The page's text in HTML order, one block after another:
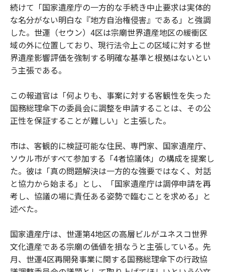
続けて「国家遺産庁の一方的な手続き中止要求は実体的
な名分がない明白な『地方自治権侵害』である」と強調
した。世運（セウン）4区は宗廟世界遺産地区の緩衝区
域の外に位置しており、現行法令上この区域に対する世
界遺産影響評価を強制する明確な基準と根拠はないとい
う主張である。
この報道官は「何よりも、事案に対する客観性を失った
国務総理傘下の委員会に調整を申請することは、その公
正性を保証することが難しい」と主張した。
市は、客観的に検証可能な住民、専門家、国家遺産庁、
ソウル市がすべて参加する「4者協議体」の構成を提案し
た。彼は「真の問題解決は一方的な強要ではなく、対話
と協力から始まる」とし、「国家遺産庁は調停申請を再
考し、協議の場に責任ある姿勢で臨むことを求める」と
述べた。
国家遺産庁は、世運第4地区の高層ビルがユネスコ世界
文化遺産である宗廟の価値を損なうと主張している。先
月、世運4区再開発事業に関する国務総理傘下の行政協